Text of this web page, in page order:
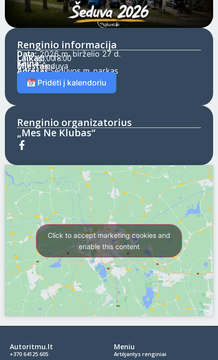
Renginio informacija
Data:2026 m. birželio 27 d.
Laikas:13:00 -18:00
Kaina:
Miestas:Šeduva
Adresas:Šeduvos m. parkas
Pridėti į kalendoriu
Renginio organizatorius
„Mes Ne Klubas“
Click to accept marketing cookies and
enable this content
Autoritmu.lt
+370 64125 605
Meniu
Artėjantys renginiai